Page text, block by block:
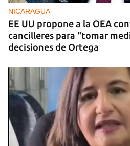
NICARAGUA
EE UU propone a la OEA
cancilleres para "tomar
decisiones de Ortega